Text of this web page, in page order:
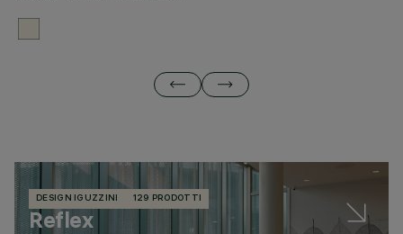
DESIGN IGUZZINI 129 PRODOTTI
Reflex